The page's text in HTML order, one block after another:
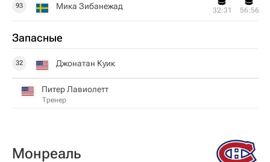
93 Мика Зибанежад 32:31 56:56
Запасные
32 Джонатан Куик
Питер Лавиолетт
Тренер
Монреаль